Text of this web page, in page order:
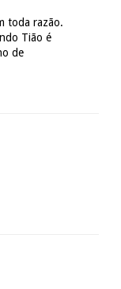
toda razão.
Tião é
de